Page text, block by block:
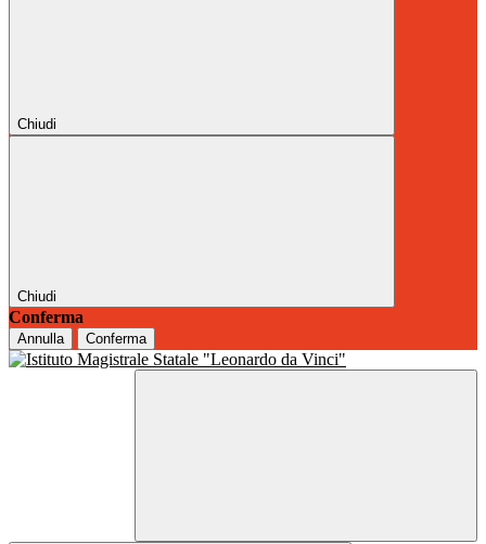
Chiudi
Chiudi
Conferma
Annulla Conferma